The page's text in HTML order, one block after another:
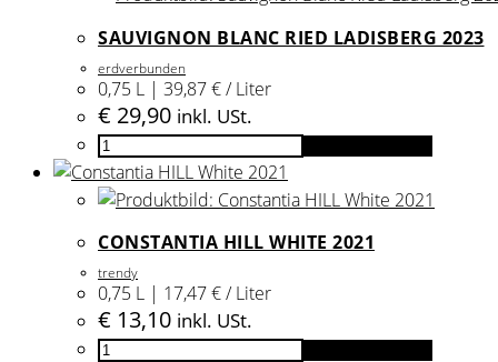
SAUVIGNON BLANC RIED LADISBERG 2023
erdverbunden
0,75 L | 39,87 € / Liter
€ 29,90 inkl. USt.
Sauvignon
Blanc
Ried
2023
Menge
CONSTANTIA HILL WHITE 2021
trendy
0,75 L | 17,47 € / Liter
€ 13,10 inkl. USt.
Constantia